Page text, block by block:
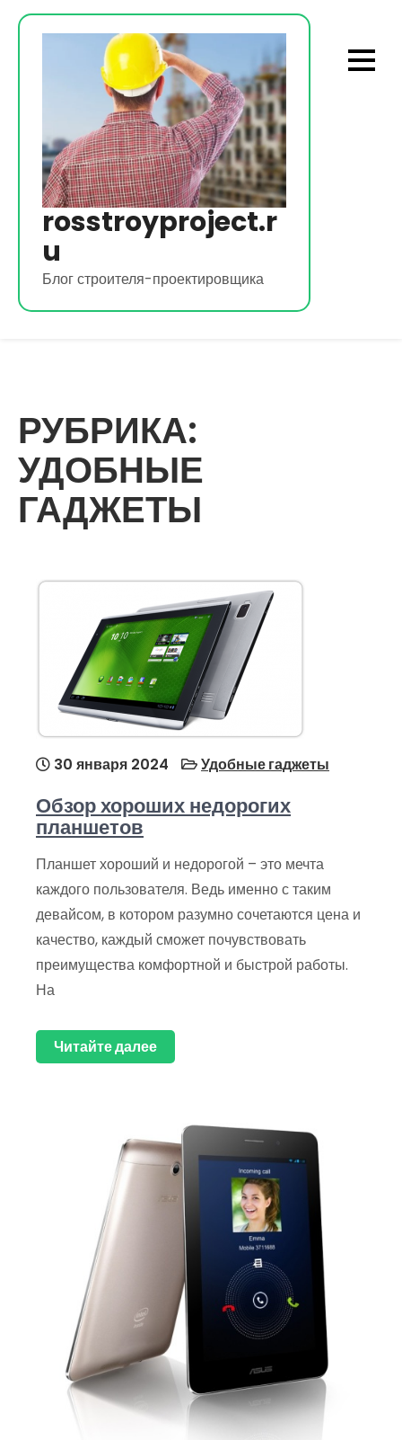
Перейти
rosstroyproject.r
u
Блог строителя-проектировщика
РУБРИКА:
УДОБНЫЕ
ГАДЖЕТЫ
30 января 2024 Удобные гаджеты
Обзор хороших недорогих
планшетов
Планшет хороший и недорогой – это мечта
каждого пользователя. Ведь именно с таким
девайсом, в котором разумно сочетаются цена и
качество, каждый сможет почувствовать
преимущества комфортной и быстрой работы.
На
Читайте далее